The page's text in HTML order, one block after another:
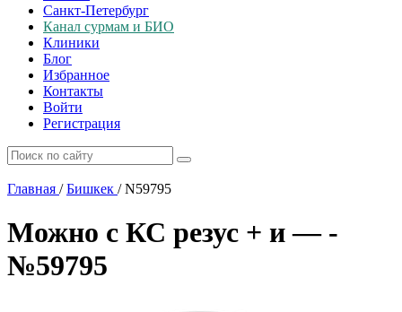
Санкт-Петербург
Канал сурмам и БИО
Клиники
Блог
Избранное
Контакты
Войти
Регистрация
Главная / Бишкек /N59795
Можно с КС резус + и — -
№59795